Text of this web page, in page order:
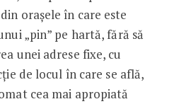
orașele în care este
„pin” pe hartă, fără să
unei adrese fixe, cu
de locul în care se află,
cea mai apropiată